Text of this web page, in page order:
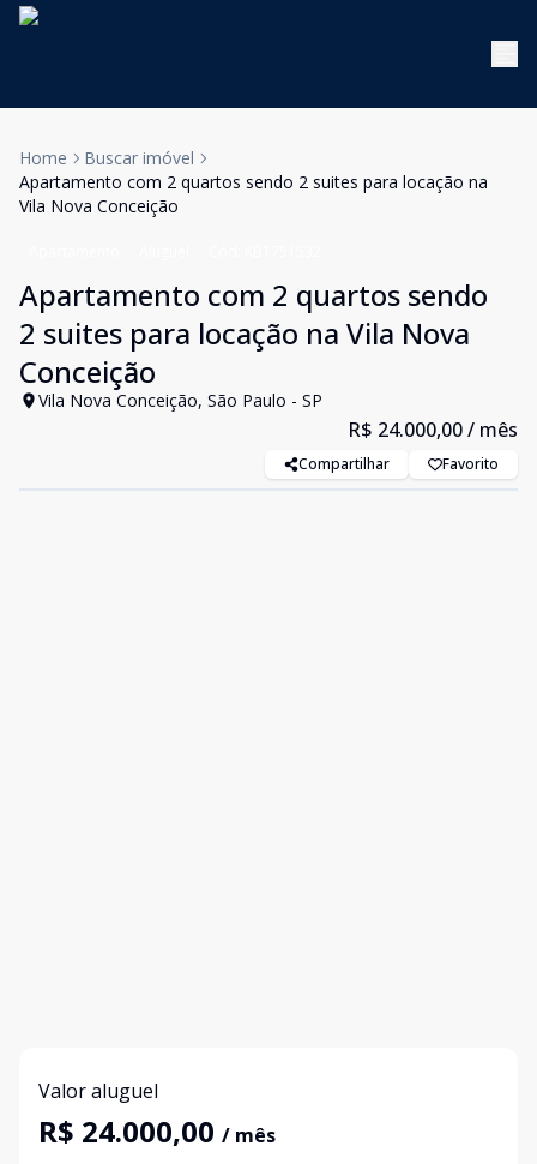
Home
Buscar imóvel
Apartamento com 2 quartos sendo 2 suites para locação na
Vila Nova Conceição
Apartamento com 2 quartos sendo
2 suites para locação na Vila Nova
Conceição
Vila Nova Conceição, São Paulo - SP
R$ 24.000,00/ mês
Compartilhar Favorito
Valor aluguel
R$ 24.000,00 / mês